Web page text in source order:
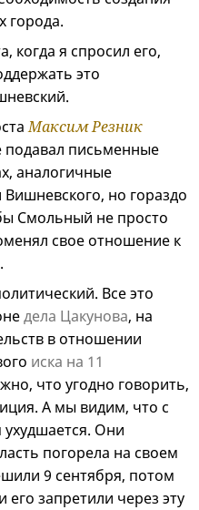
города.
когда я спросил его,
это
Максим Резник
подавал письменные
аналогичные
но гораздо
Смольный не просто
свое отношение к
Все это
дела Цакунова, на
в отношении
иска на 11
что угодно говорить,
А мы видим, что с
ухудшается. Они
погорела на своем
9 сентября, потом
запретили через эту